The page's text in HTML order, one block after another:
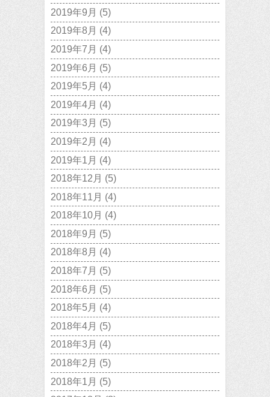
2019年9月 (5)
2019年8月 (4)
2019年7月 (4)
2019年6月 (5)
2019年5月 (4)
2019年4月 (4)
2019年3月 (5)
2019年2月 (4)
2019年1月 (4)
2018年12月 (5)
2018年11月 (4)
2018年10月 (4)
2018年9月 (5)
2018年8月 (4)
2018年7月 (5)
2018年6月 (5)
2018年5月 (4)
2018年4月 (5)
2018年3月 (4)
2018年2月 (5)
2018年1月 (5)